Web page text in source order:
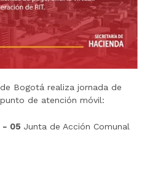
Bogotá realiza jornada de
de atención móvil:
- 05 Junta de Acción Comunal